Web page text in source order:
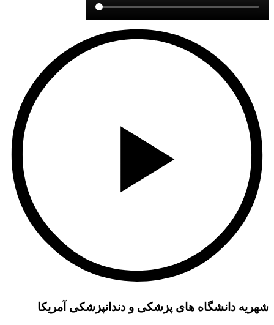
شهریه دانشگاه های پزشکی و دندانپزشکی آمریکا